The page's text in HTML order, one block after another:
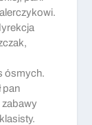
ósmych.
pan
zabawy